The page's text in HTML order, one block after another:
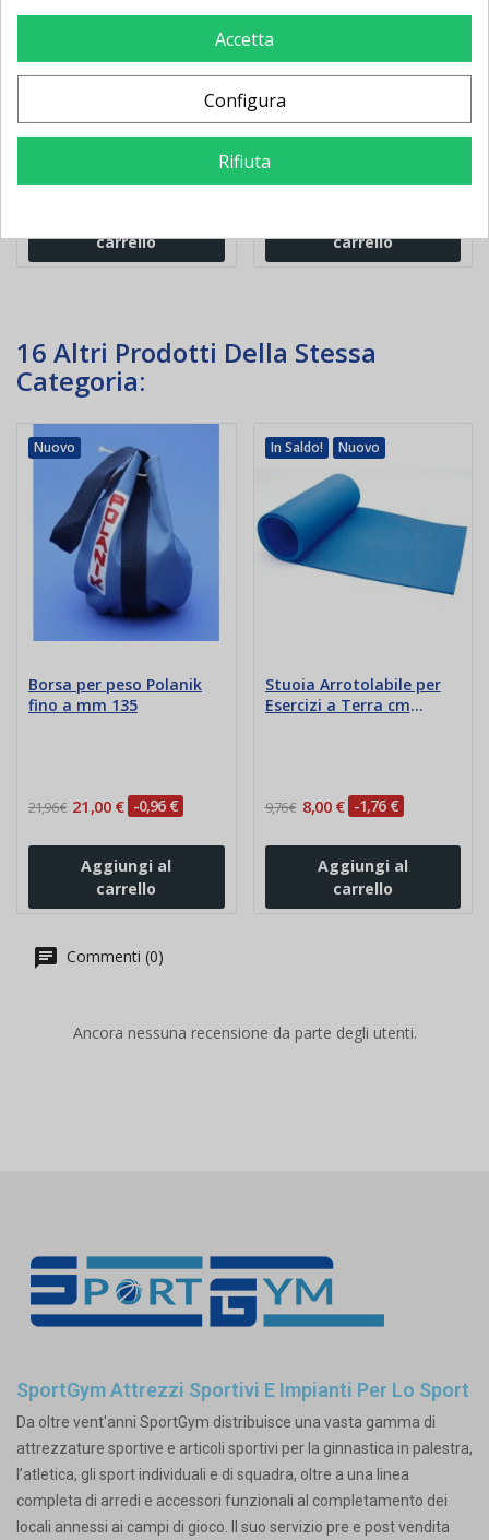
(cinesini) colorati da 48
pezzi
carrello
Delimitatore per area
gioco
29,89 €
carrello
16 Altri Prodotti Della Stessa
Categoria:
Nuovo
Borsa per peso Polanik
fino a mm 135
21,96 € 21,00 € -0,96 €
Aggiungi al
carrello
In Saldo! Nuovo
Stuoia Arrotolabile per
Esercizi a Terra cm
9,76 € 8,00 € -1,76 €
Aggiungi al
carrello
Commenti (0)
Ancora nessuna recensione da parte degli utenti.
SportGym Attrezzi Sportivi E Impianti Per Lo Sport
Da oltre vent'anni SportGym distribuisce una vasta gamma di
attrezzature sportive e articoli sportivi per la ginnastica in palestra,
l’atletica, gli sport individuali e di squadra, oltre a una linea
completa di arredi e accessori funzionali al completamento dei
locali annessi ai campi di gioco. Il suo servizio pre e post vendita
Accetta
Configura
Rifiuta